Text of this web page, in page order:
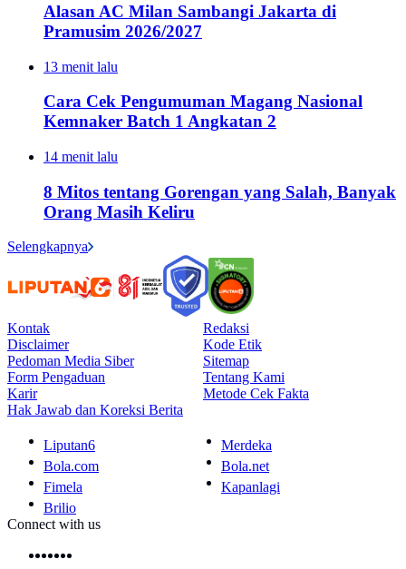
Alasan AC Milan Sambangi Jakarta di
Pramusim 2026/2027
13 menit lalu
Cara Cek Pengumuman Magang Nasional
Kemnaker Batch 1 Angkatan 2
14 menit lalu
8 Mitos tentang Gorengan yang Salah, Banyak
Orang Masih Keliru
Selengkapnya
Kontak
Redaksi
Disclaimer
Kode Etik
Pedoman Media Siber
Sitemap
Form Pengaduan
Tentang Kami
Karir
Metode Cek Fakta
Hak Jawab dan Koreksi Berita
Liputan6
Merdeka
Bola.com
Bola.net
Fimela
Kapanlagi
Brilio
Connect with us